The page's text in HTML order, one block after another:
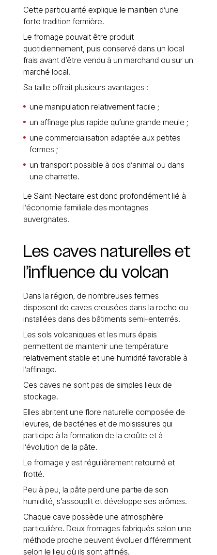
Cette particularité explique le maintien d’une
forte tradition fermière.
Le fromage pouvait être produit
quotidiennement, puis conservé dans un local
frais avant d’être vendu à un marchand ou sur un
marché local.
Sa taille offrait plusieurs avantages :
une manipulation relativement facile ;
un affinage plus rapide qu’une grande meule ;
une commercialisation adaptée aux petites
fermes ;
un transport possible à dos d’animal ou dans
une charrette.
Le Saint-Nectaire est donc profondément lié à
l’économie familiale des montagnes
auvergnates.
Les caves naturelleset
l’influence du volcan
Dans la région, de nombreuses fermes
disposent de caves creusées dans la roche ou
installées dans des bâtiments semi-enterrés.
Les sols volcaniques et les murs épais
permettent de maintenir une température
relativement stable et une humidité favorable à
l’affinage.
Ces caves ne sont pas de simples lieux de
stockage.
Elles abritent une flore naturelle composée de
levures, de bactéries et de moisissures qui
participe à la formation de la croûte et à
l’évolution de la pâte.
Le fromage y est régulièrement retourné et
frotté.
Peu à peu, la pâte perd une partie de son
humidité, s’assouplit et développe ses arômes.
Chaque cave possède une atmosphère
particulière. Deux fromages fabriqués selon une
méthode proche peuvent évoluer différemment
selon le lieu où ils sont affinés.